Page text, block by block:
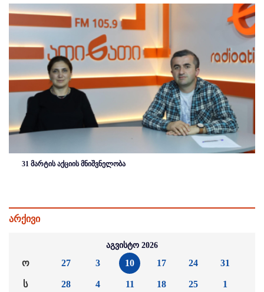
31 მარტის აქციის მნიშვნელობა
არქივი
აგვისტო 2026
ო
ს
27
28
3
4
10
11
17
18
24
25
31
1